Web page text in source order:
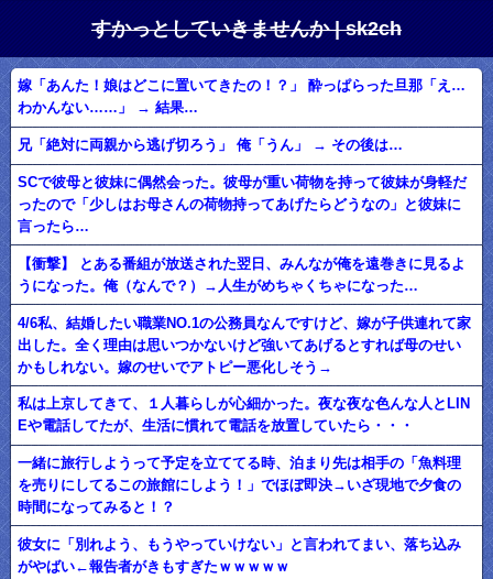
すかっとしていきませんか | sk2ch
嫁「あんた！娘はどこに置いてきたの！？」 酔っぱらった旦那「え…
わかんない……」 → 結果…
兄「絶対に両親から逃げ切ろう」 俺「うん」 → その後は…
SCで彼母と彼妹に偶然会った。彼母が重い荷物を持って彼妹が身軽だ
ったので「少しはお母さんの荷物持ってあげたらどうなの」と彼妹に
言ったら…
【衝撃】 とある番組が放送された翌日、みんなが俺を遠巻きに見るよ
うになった。俺（なんで？）→人生がめちゃくちゃになった…
4/6私、結婚したい職業NO.1の公務員なんですけど、嫁が子供連れて家
出した。全く理由は思いつかないけど強いてあげるとすれば母のせい
かもしれない。嫁のせいでアトピー悪化しそう→
私は上京してきて、１人暮らしが心細かった。夜な夜な色んな人とLIN
Eや電話してたが、生活に慣れて電話を放置していたら・・・
一緒に旅行しようって予定を立ててる時、泊まり先は相手の「魚料理
を売りにしてるこの旅館にしよう！」でほぼ即決→いざ現地で夕食の
時間になってみると！？
彼女に「別れよう、もうやっていけない」と言われてまい、落ち込み
がやばい←報告者がきもすぎたｗｗｗｗｗ